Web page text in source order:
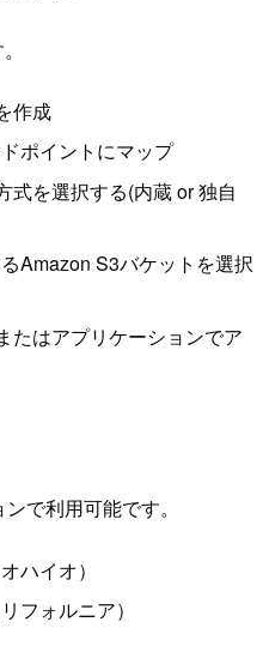
作成
ポイントにマップ
式を選択する(内蔵 or 独自
Amazon S3バケットを選択
たはアプリケーションでア
で利用可能です。
ハイオ）
フォルニア）